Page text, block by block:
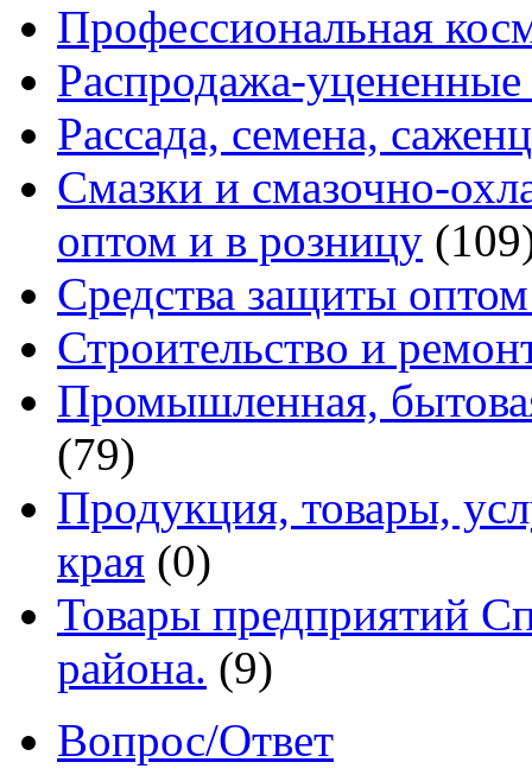
Профессиональная
Распродажа-уцененные
Рассада, семена,
Смазки и смазочно-
оптом и в розницу
Средства защиты
Строительство и
Промышленная,
(79)
Продукция, товары,
края (0)
Товары предприятий
района. (9)
Вопрос/Ответ